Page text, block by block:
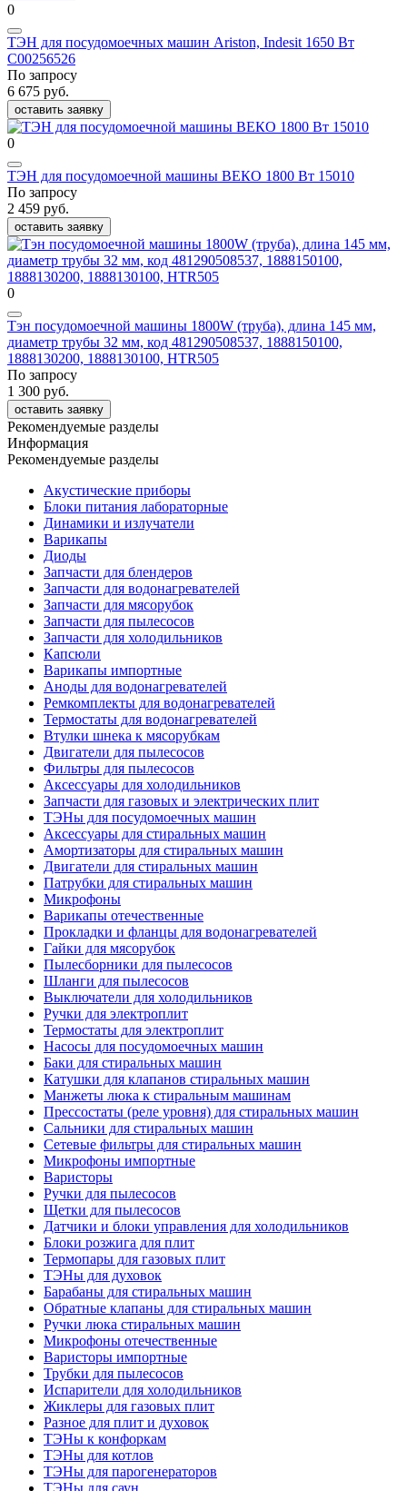
0
ТЭН для посудомоечных машин Ariston, Indesit 1650 Вт
С00256526
По запросу
6 675 руб.
оставить заявку
0
ТЭН для посудомоечной машины ВЕКО 1800 Вт 15010
По запросу
2 459 руб.
оставить заявку
0
Тэн посудомоечной машины 1800W (труба), длина 145 мм,
диаметр трубы 32 мм, код 481290508537, 1888150100,
1888130200, 1888130100, HTR505
По запросу
1 300 руб.
оставить заявку
Рекомендуемые разделы
Информация
Рекомендуемые разделы
Акустические приборы
Блоки питания лабораторные
Динамики и излучатели
Варикапы
Диоды
Запчасти для блендеров
Запчасти для водонагревателей
Запчасти для мясорубок
Запчасти для пылесосов
Запчасти для холодильников
Капсюли
Варикапы импортные
Аноды для водонагревателей
Ремкомплекты для водонагревателей
Термостаты для водонагревателей
Втулки шнека к мясорубкам
Двигатели для пылесосов
Фильтры для пылесосов
Аксессуары для холодильников
Запчасти для газовых и электрических плит
ТЭНы для посудомоечных машин
Аксессуары для стиральных машин
Амортизаторы для стиральных машин
Двигатели для стиральных машин
Патрубки для стиральных машин
Микрофоны
Варикапы отечественные
Прокладки и фланцы для водонагревателей
Гайки для мясорубок
Пылесборники для пылесосов
Шланги для пылесосов
Выключатели для холодильников
Ручки для электроплит
Термостаты для электроплит
Насосы для посудомоечных машин
Баки для стиральных машин
Катушки для клапанов стиральных машин
Манжеты люка к стиральным машинам
Прессостаты (реле уровня) для стиральных машин
Сальники для стиральных машин
Сетевые фильтры для стиральных машин
Микрофоны импортные
Варисторы
Ручки для пылесосов
Щетки для пылесосов
Датчики и блоки управления для холодильников
Блоки розжига для плит
Термопары для газовых плит
ТЭНы для духовок
Барабаны для стиральных машин
Обратные клапаны для стиральных машин
Ручки люка стиральных машин
Микрофоны отечественные
Варисторы импортные
Трубки для пылесосов
Испарители для холодильников
Жиклеры для газовых плит
Разное для плит и духовок
ТЭНы к конфоркам
ТЭНы для котлов
ТЭНы для парогенераторов
ТЭНы для саун